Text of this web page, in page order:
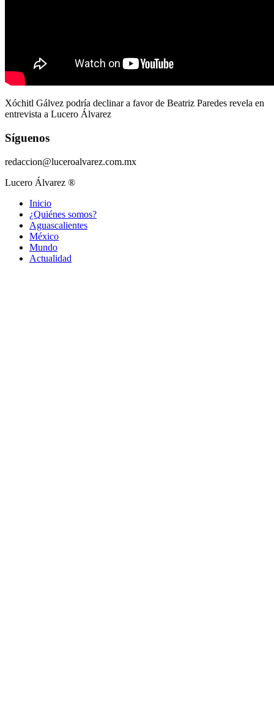
Xóchitl Gálvez podría declinar a favor de Beatriz Paredes revela en
entrevista a Lucero Álvarez
Síguenos
redaccion@luceroalvarez.com.mx
Lucero Álvarez ®
Inicio
¿Quiénes somos?
Aguascalientes
México
Mundo
Actualidad